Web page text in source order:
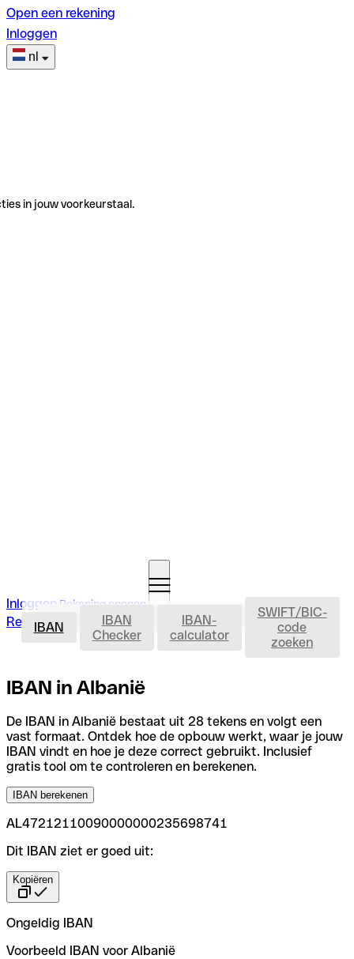
Open een rekening
Inloggen
nl
in jouw voorkeurstaal.
Inloggen Rekening openen
Rekening openen IBAN
IBAN
IBAN
Checker
IBAN-
calculator
SWIFT/BIC-
code
zoeken
IBAN in Albanië
De IBAN in Albanië bestaat uit 28 tekens en volgt een
vast formaat. Ontdek hoe de opbouw werkt, waar je jouw
IBAN vindt en hoe je deze correct gebruikt. Inclusief
gratis tool om te controleren en berekenen.
IBAN berekenen
AL47212110090000000235698741
Dit IBAN ziet er goed uit:
Kopiëren
Ongeldig IBAN
Voorbeeld IBAN voor Albanië